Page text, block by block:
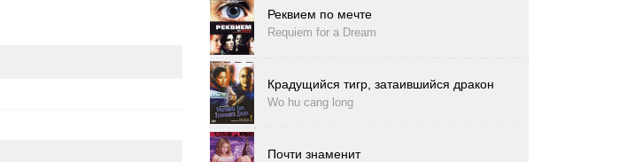
Реквием по мечте
Requiem for a Dream
Крадущийся тигр, затаившийся дракон
Wo hu cang long
Почти знаменит